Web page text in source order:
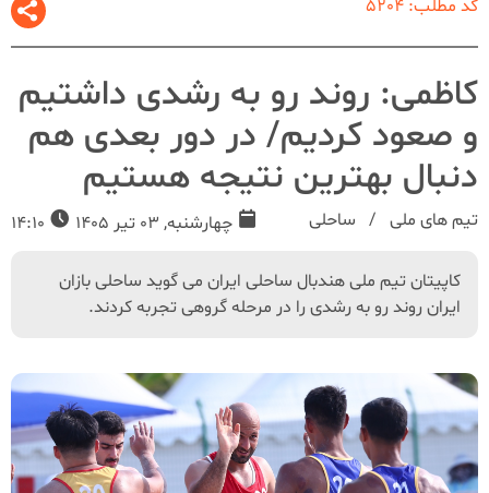
کد مطلب: 5204
کاظمی: روند رو به رشدی داشتیم
و صعود کردیم/ در دور بعدی هم
دنبال بهترین نتیجه هستیم
تیم های ملی ساحلی چهارشنبه, 03 تیر 1405
کاپیتان تیم ملی هندبال ساحلی ایران می گوید ساحلی بازان
ایران روند رو به رشدی را در مرحله گروهی تجربه کردند.